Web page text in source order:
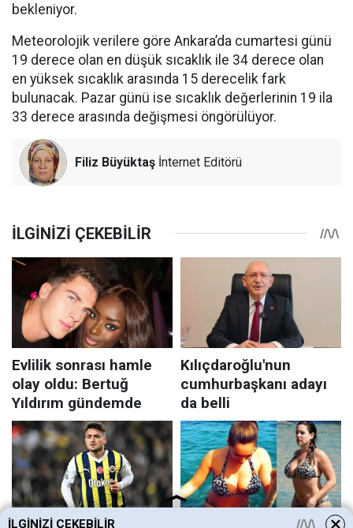
bekleniyor.
Meteorolojik verilere göre Ankara’da cumartesi günü
19 derece olan en düşük sıcaklık ile 34 derece olan
en yüksek sıcaklık arasında 15 derecelik fark
bulunacak. Pazar günü ise sıcaklık değerlerinin 19 ila
33 derece arasında değişmesi öngörülüyor.
Filiz Büyüktaş İnternet Editörü
İLGINIZI ÇEKEBILIR